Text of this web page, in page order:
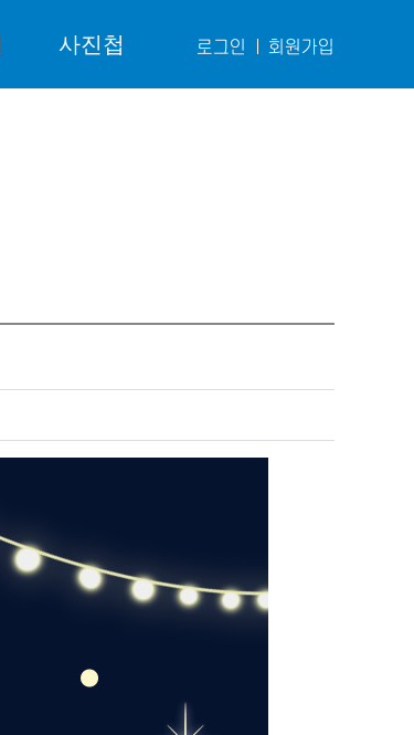
사진첩 로그인 회원가입